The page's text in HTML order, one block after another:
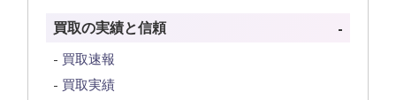
買取の実績と信頼
買取速報
買取実績